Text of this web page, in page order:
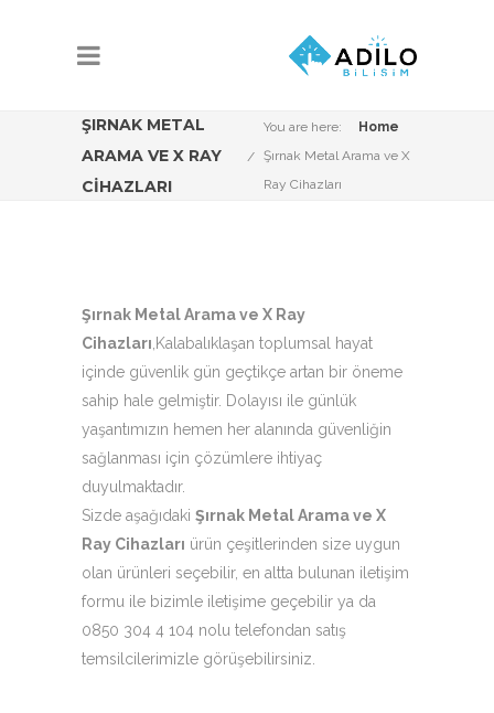
ŞIRNAK METAL
ARAMA VE X RAY
CIHAZLARI
You are here:
Home
Şırnak Metal Arama ve X
Ray Cihazları
Şırnak Metal Arama ve X Ray
Cihazları ,Kalabalıklaşan toplumsal hayat
içinde güvenlik gün geçtikçe artan bir öneme
sahip hale gelmiştir. Dolayısı ile günlük
yaşantımızın hemen her alanında güvenliğin
sağlanması için çözümlere ihtiyaç
duyulmaktadır.
Sizde aşağıdaki Şırnak Metal Arama ve X
Ray Cihazları ürün çeşitlerinden size uygun
olan ürünleri seçebilir, en altta bulunan iletişim
formu ile bizimle iletişime geçebilir ya da
0850 304 4 104 nolu telefondan satış
temsilcilerimizle görüşebilirsiniz.